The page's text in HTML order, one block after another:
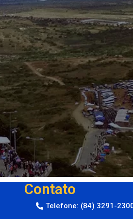
Contato
Telefone: (84) 3291-